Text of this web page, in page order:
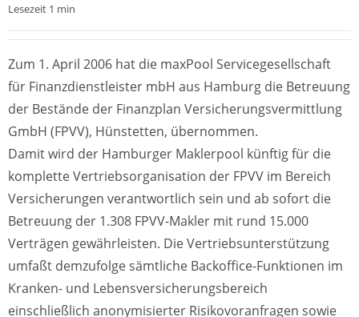
Lesezeit 1 min
Zum 1. April 2006 hat die maxPool Servicegesellschaft
für Finanzdienstleister mbH aus Hamburg die Betreuung
der Bestände der Finanzplan Versicherungsvermittlung
GmbH (FPVV), Hünstetten, übernommen.
Damit wird der Hamburger Maklerpool künftig für die
komplette Vertriebsorganisation der FPVV im Bereich
Versicherungen verantwortlich sein und ab sofort die
Betreuung der 1.308 FPVV-Makler mit rund 15.000
Verträgen gewährleisten. Die Vertriebsunterstützung
umfaßt demzufolge sämtliche Backoffice-Funktionen im
Kranken- und Lebensversicherungsbereich
einschließlich anonymisierter Risikovoranfragen sowie